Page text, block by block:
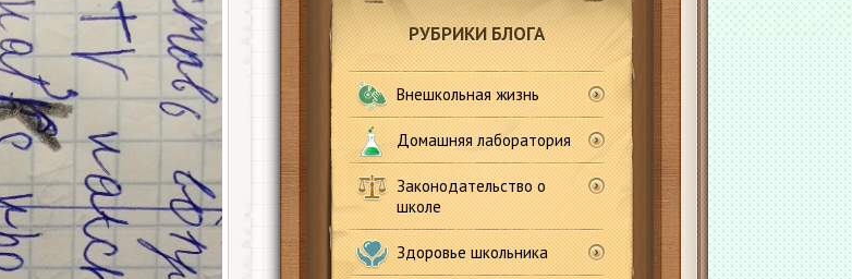
РУБРИКИ БЛОГА
Внешкольная жизнь
Домашняя лаборатория
Законодательство о
школе
Здоровье школьника